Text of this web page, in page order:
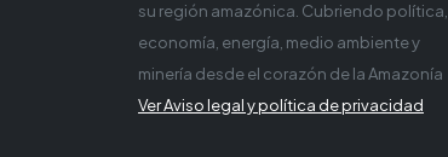
su región amazónica. Cubriendo política,
economía, energía, medio ambiente y
minería desde el corazón de la Amazonía
Ver Aviso legal y política de privacidad